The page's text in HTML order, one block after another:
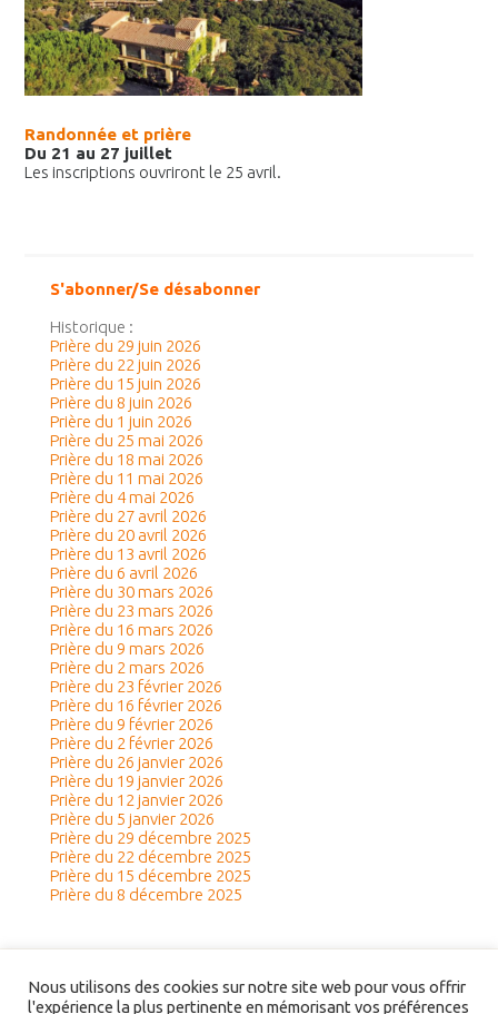
Randonnée et prière
Du 21 au 27 juillet
Les inscriptions ouvriront le 25 avril.
S'abonner/Se désabonner
Historique :
Prière du 29 juin 2026
Prière du 22 juin 2026
Prière du 15 juin 2026
Prière du 8 juin 2026
Prière du 1 juin 2026
Prière du 25 mai 2026
Prière du 18 mai 2026
Prière du 11 mai 2026
Prière du 4 mai 2026
Prière du 27 avril 2026
Prière du 20 avril 2026
Prière du 13 avril 2026
Prière du 6 avril 2026
Prière du 30 mars 2026
Prière du 23 mars 2026
Prière du 16 mars 2026
Prière du 9 mars 2026
Prière du 2 mars 2026
Prière du 23 février 2026
Prière du 16 février 2026
Prière du 9 février 2026
Prière du 2 février 2026
Prière du 26 janvier 2026
Prière du 19 janvier 2026
Prière du 12 janvier 2026
Prière du 5 janvier 2026
Prière du 29 décembre 2025
Prière du 22 décembre 2025
Prière du 15 décembre 2025
Prière du 8 décembre 2025
Nous utilisons des cookies sur notre site web pour vous offrir
l'expérience la plus pertinente en mémorisant vos préférences